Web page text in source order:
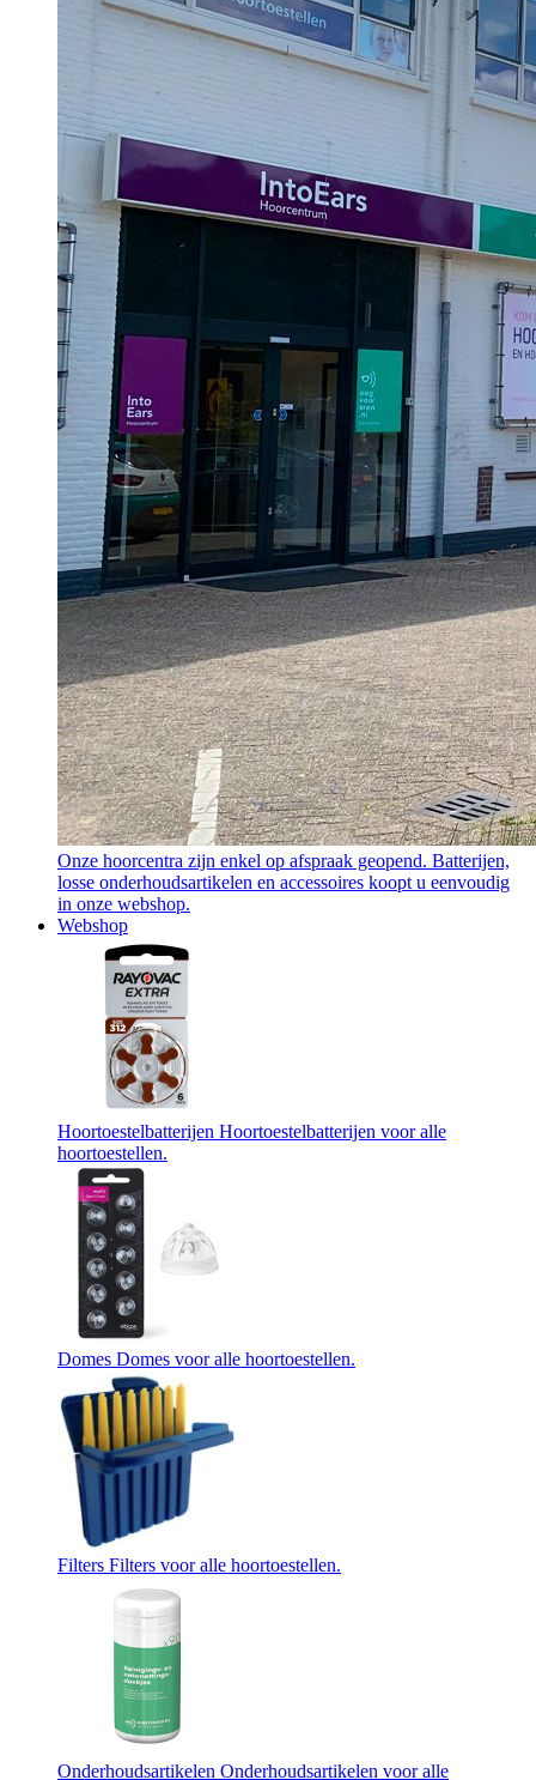
Onze hoorcentra zijn enkel op afspraak geopend. Batterijen,
losse onderhoudsartikelen en accessoires koopt u eenvoudig
in onze webshop.
Webshop
Hoortoestelbatterijen Hoortoestelbatterijen voor alle
hoortoestellen.
Domes Domes voor alle hoortoestellen.
Filters Filters voor alle hoortoestellen.
Onderhoudsartikelen Onderhoudsartikelen voor alle